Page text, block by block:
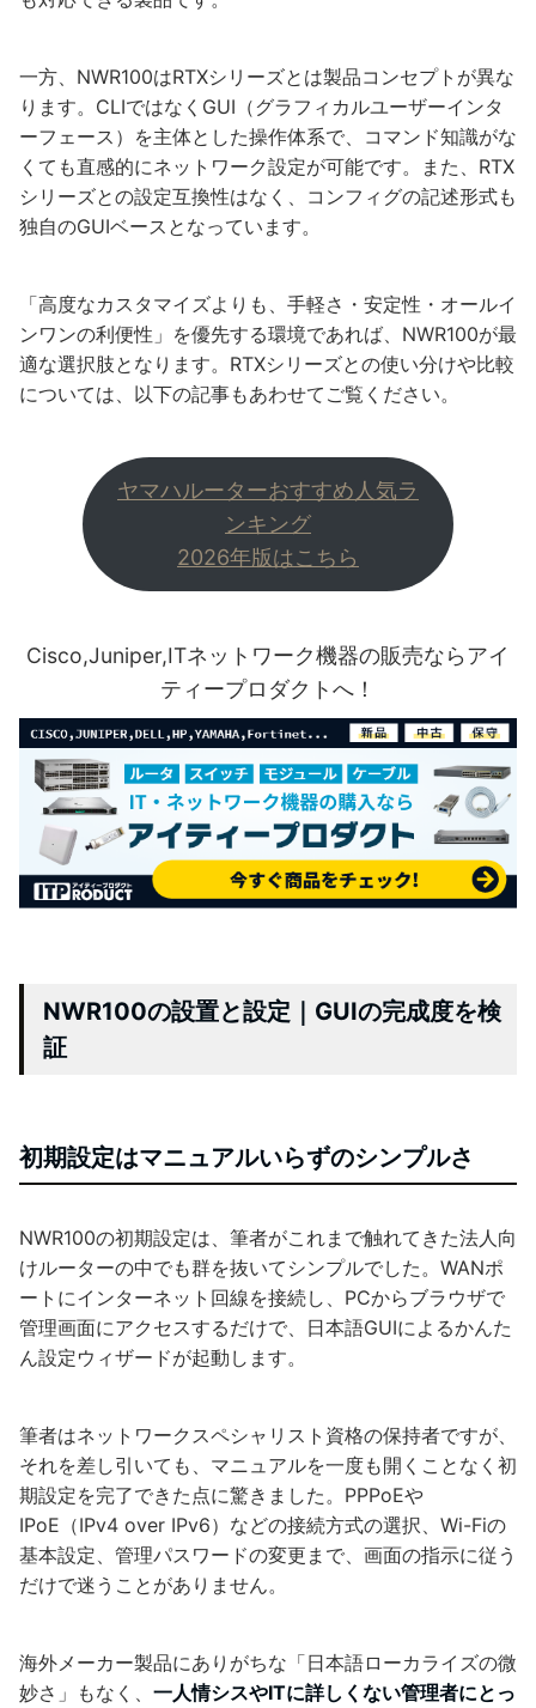
一方、NWR100はRTXシリーズとは製品コンセプトが異な
ります。CLIではなくGUI（グラフィカルユーザーインタ
ーフェース）を主体とした操作体系で、コマンド知識がな
くても直感的にネットワーク設定が可能です。また、RTX
シリーズとの設定互換性はなく、コンフィグの記述形式も
独自のGUIベースとなっています。
「高度なカスタマイズよりも、手軽さ・安定性・オールイ
ンワンの利便性」を優先する環境であれば、NWR100が最
適な選択肢となります。RTXシリーズとの使い分けや比較
については、以下の記事もあわせてご覧ください。
ヤマハルーターおすすめ人気ラ
ンキング
2026年版はこちら
Cisco,Juniper,ITネットワーク機器の販売ならアイ
ティープロダクトへ！
NWR100の設置と設定｜GUIの完成度を検
証
初期設定はマニュアルいらずのシンプルさ
NWR100の初期設定は、筆者がこれまで触れてきた法人向
けルーターの中でも群を抜いてシンプルでした。WANポ
ートにインターネット回線を接続し、PCからブラウザで
管理画面にアクセスするだけで、日本語GUIによるかんた
ん設定ウィザードが起動します。
筆者はネットワークスペシャリスト資格の保持者ですが、
それを差し引いても、マニュアルを一度も開くことなく初
期設定を完了できた点に驚きました。PPPoEや
IPoE（IPv4 over IPv6）などの接続方式の選択、Wi-Fiの
基本設定、管理パスワードの変更まで、画面の指示に従う
だけで迷うことがありません。
海外メーカー製品にありがちな「日本語ローカライズの微
妙さ」もなく、 一人情シスやITに詳しくない管理者にとっ